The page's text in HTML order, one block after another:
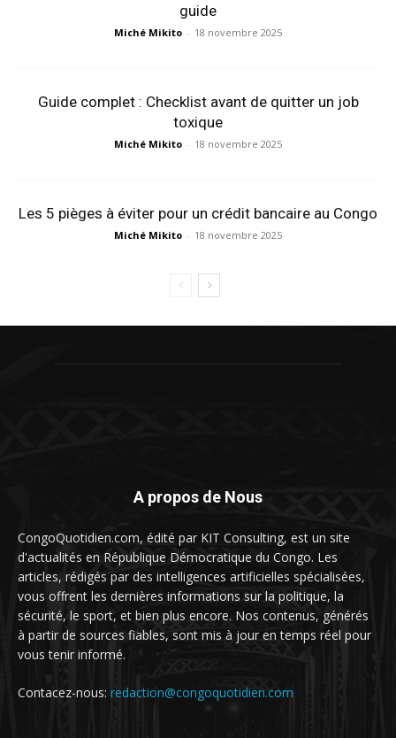
guide
Miché Mikito - 18 novembre 2025
Guide complet : Checklist avant de quitter un job
toxique
Miché Mikito - 18 novembre 2025
Les 5 pièges à éviter pour un crédit bancaire au Congo
Miché Mikito - 18 novembre 2025
A propos de Nous
CongoQuotidien.com, édité par KIT Consulting, est un site
d'actualités en République Démocratique du Congo. Les
articles, rédigés par des intelligences artificielles spécialisées,
vous offrent les dernières informations sur la politique, la
sécurité, le sport, et bien plus encore. Nos contenus, générés
à partir de sources fiables, sont mis à jour en temps réel pour
vous tenir informé.
Contacez-nous: redaction@congoquotidien.com